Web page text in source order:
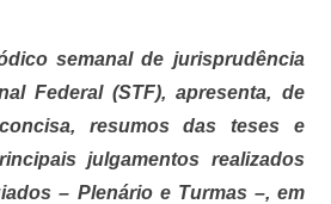
semanal de jurisprudência
Federal (STF), apresenta, de
resumos das teses e
julgamentos realizados
– Plenário e Turmas –, em